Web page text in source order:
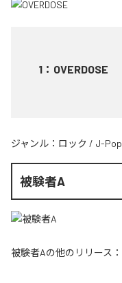
1 ： OVERDOSE
ジャンル： ロック / J-Pop
被験者A
被験者Aの他のリリース：